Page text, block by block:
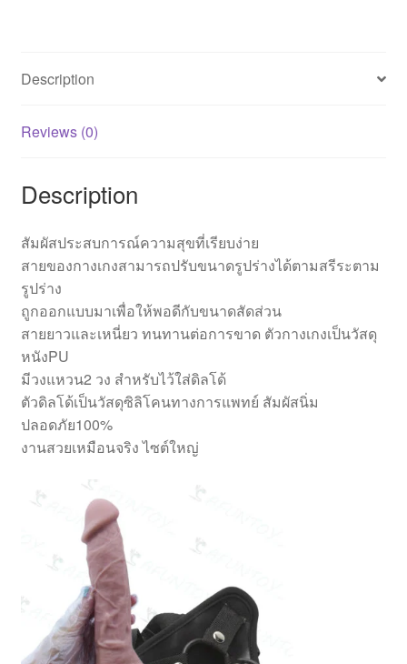
Description
Reviews (0)
Description
สัมผัสประสบการณ์ความสุขที่เรียบง่าย
สายของกางเกงสามารถปรับขนาดรูปร่างได้ตามสรีระตาม
รูปร่าง
ถูกออกแบบมาเพื่อให้พอดีกับขนาดสัดส่วน
สายยาวและเหนี่ยว ทนทานต่อการขาด ตัวกางเกงเป็นวัสดุ
หนังPU
มีวงแหวน2 วง สำหรับไว้ใส่ดิลโด้
ตัวดิลโด้เป็นวัสดุซิลิโคนทางการแพทย์ สัมผัสนิ่ม
ปลอดภัย100%
งานสวยเหมือนจริง ไซต์ใหญ่